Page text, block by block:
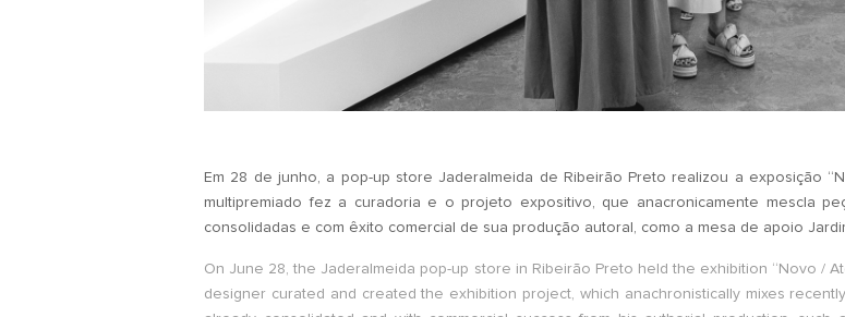
Em 28 de junho, a pop-up store Jaderalmeida de Ribeirão Preto realizou a exposição
multipremiado fez a curadoria e o projeto expositivo, que anacronicamente mescla
consolidadas e com êxito comercial de sua produção autoral, como a mesa de apoio
On June 28, the Jaderalmeida pop-up store in Ribeirão Preto held the exhibition “Novo /
designer curated and created the exhibition project, which anachronistically mixes